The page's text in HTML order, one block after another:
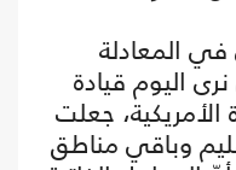
المعادلة
اليوم قيادة
الأمريكية، جعلت
وباقي مناطق